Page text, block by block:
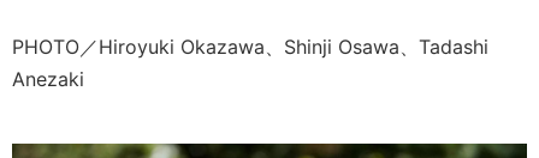
PHOTO／Hiroyuki Okazawa、Shinji Osawa、Tadashi
Anezaki